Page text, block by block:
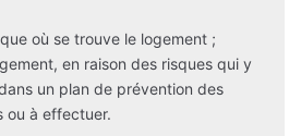
où se trouve le logement ;
en raison des risques qui y
un plan de prévention des
ou à effectuer.